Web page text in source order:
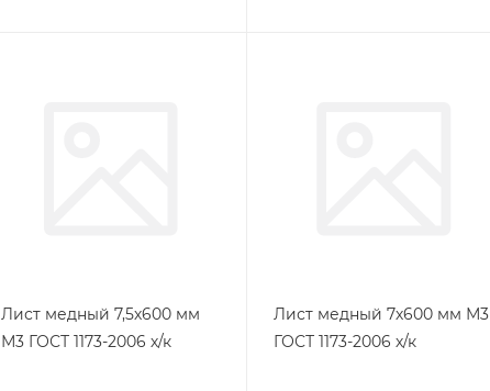
Лист медный 7,5х600 мм
М3 ГОСТ 1173-2006 х/к
Лист медный 7х600 мм М3
ГОСТ 1173-2006 х/к